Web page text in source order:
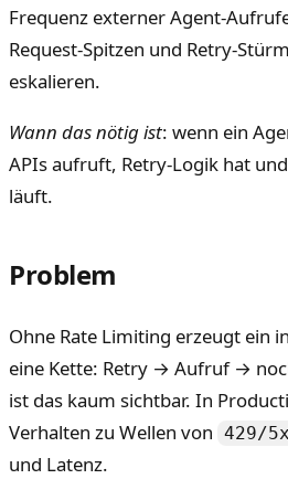
Frequenz externer Agent-
Request-Spitzen und Retry-
eskalieren.
Wann das nötig ist: wenn ein
APIs aufruft, Retry-Logik hat
läuft.
Problem
Ohne Rate Limiting erzeugt ein
eine Kette: Retry → Aufruf →
ist das kaum sichtbar. In
Verhalten zu Wellen von 429/
und Latenz.